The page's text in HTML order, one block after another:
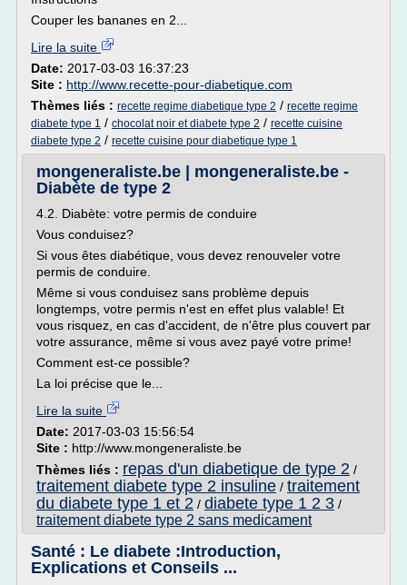
Couper les bananes en 2...
Lire la suite
Date: 2017-03-03 16:37:23
Site : http://www.recette-pour-diabetique.com
Thèmes liés : recette regime diabetique type 2 / recette regime
diabete type 1 / chocolat noir et diabete type 2 / recette cuisine
diabete type 2 / recette cuisine pour diabetique type 1
mongeneraliste.be | mongeneraliste.be -
Diabète de type 2
4.2. Diabète: votre permis de conduire
Vous conduisez?
Si vous êtes diabétique, vous devez renouveler votre
permis de conduire.
Même si vous conduisez sans problème depuis
longtemps, votre permis n'est en effet plus valable! Et
vous risquez, en cas d'accident, de n'être plus couvert par
votre assurance, même si vous avez payé votre prime!
Comment est-ce possible?
La loi précise que le...
Lire la suite
Date: 2017-03-03 15:56:54
Site : http://www.mongeneraliste.be
Thèmes liés : repas d'un diabetique de type 2 /
traitement diabete type 2 insuline / traitement
du diabete type 1 et 2 / diabete type 1 2 3 /
traitement diabete type 2 sans medicament
Santé : Le diabete :Introduction,
Explications et Conseils ...